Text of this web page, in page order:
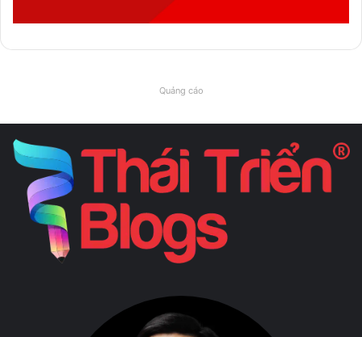
Quảng cáo